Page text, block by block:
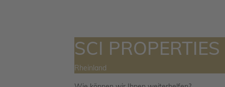
SCI PROPERTIES
Rheinland